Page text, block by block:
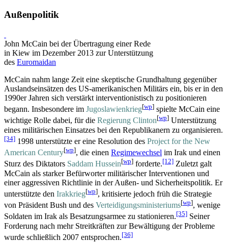
Außenpolitik
John McCain bei der Übertragung einer Rede
in Kiew im Dezember 2013 zur Unterstützung
des Euromaidan
McCain nahm lange Zeit eine skeptische Grundhaltung gegenüber
Auslands­einsätzen des US-amerikanischen Militärs ein, bis er in den
1990er Jahren sich verstärkt interventionistisch zu positionieren
begann. Insbesondere im Jugoslawienkrieg[wp] spielte McCain eine
wichtige Rolle dabei, für die Regierung Clinton[wp] Unterstützung
eines militärischen Einsatzes bei den Republikanern zu organisieren.
[34] 1998 unterstützte er eine Resolution des Project for the New
American Century[wp], die einen Regimewechsel im Irak und einen
Sturz des Diktators Saddam Hussein[wp] forderte.[12] Zuletzt galt
McCain als starker Befürworter militärischer Interventionen und
einer aggressiven Richtlinie in der Außen- und Sicherheits­politik. Er
unterstützte den Irakkrieg[wp], kritisierte jedoch früh die Strategie
von Präsident Bush und des Verteidigungs­ministeriums[wp], wenige
Soldaten im Irak als Besatzungsarmee zu stationieren.[35] Seiner
Forderung nach mehr Streitkräften zur Bewältigung der Probleme
wurde schließlich 2007 entsprochen.[36]